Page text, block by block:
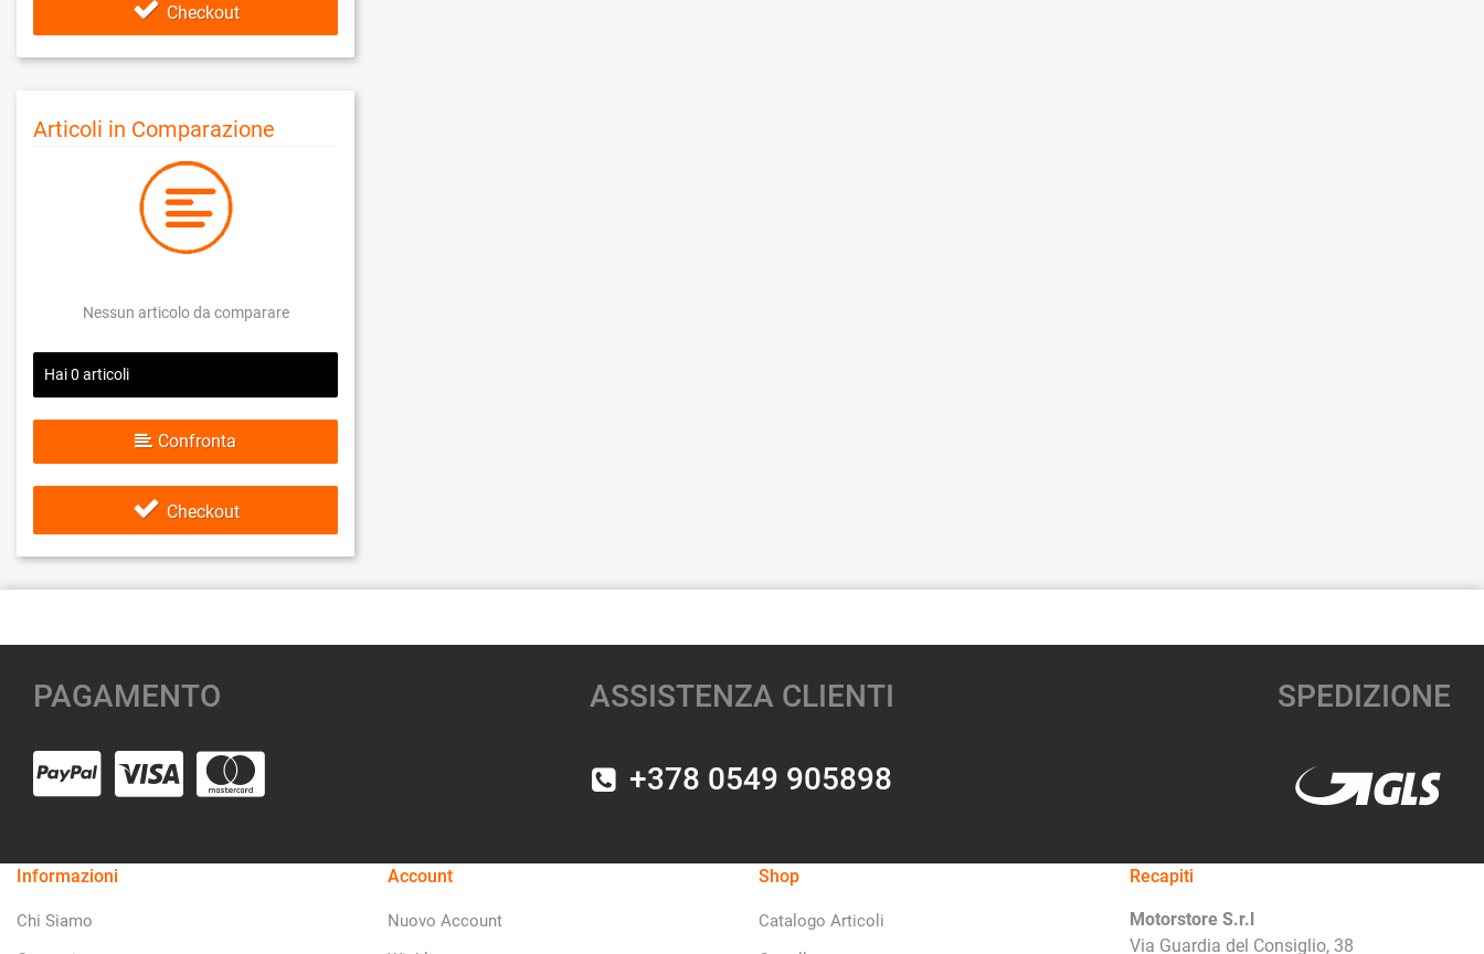
Checkout
Articoli in Comparazione
Nessun articolo da comparare
Hai0 articoli
Confronta
Checkout
PAGAMENTO ASSISTENZA CLIENTI
+378 0549 905898
SPEDIZIONE
Informazioni
Chi Siamo
Account
Nuovo Account
Shop
Catalogo Articoli
Recapiti
Motorstore S.r.l
Via Guardia del Consiglio, 38